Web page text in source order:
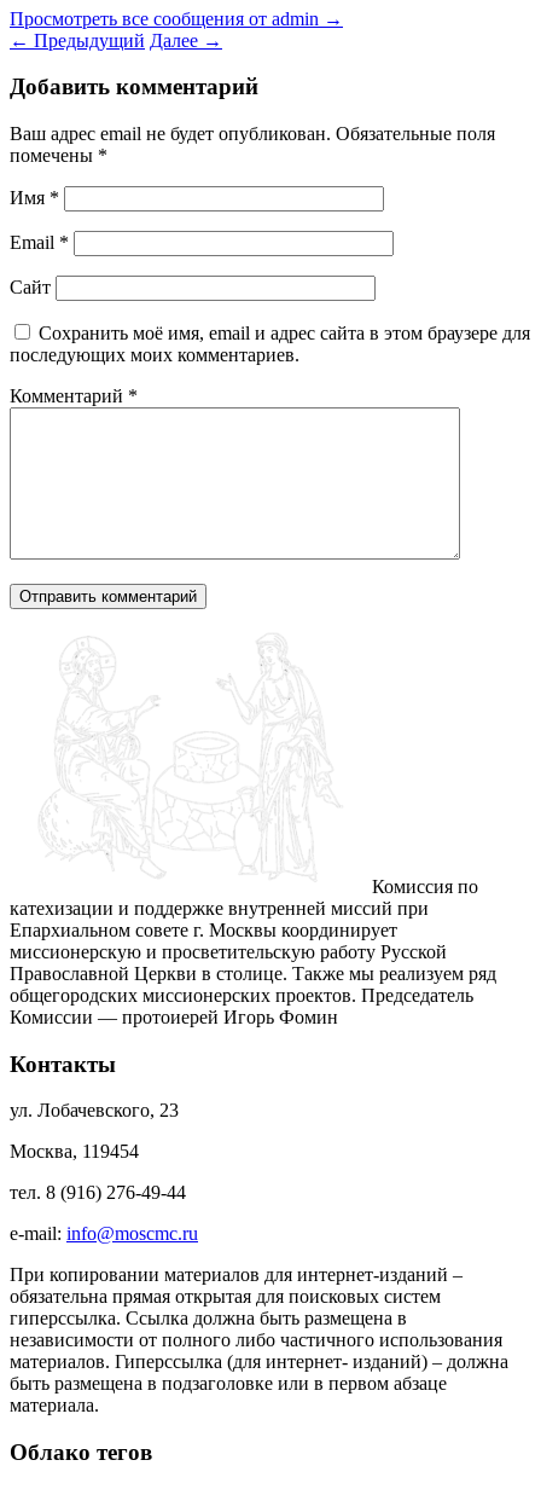
Просмотреть все сообщения от admin →
← Предыдущий Далее →
Добавить комментарий
Ваш адрес email не будет опубликован. Обязательные поля
помечены *
Имя *
Email *
Сайт
Сохранить моё имя, email и адрес сайта в этом браузере для
последующих моих комментариев.
Комментарий *
Комиссия по
катехизации и поддержке внутренней миссий при
Епархиальном совете г. Москвы координирует
миссионерскую и просветительскую работу Русской
Православной Церкви в столице. Также мы реализуем ряд
общегородских миссионерских проектов. Председатель
Комиссии — протоиерей Игорь Фомин
Контакты
ул. Лобачевского, 23
Москва, 119454
тел. 8 (916) 276-49-44
e-mail: info@moscmc.ru
При копировании материалов для интернет-изданий –
обязательна прямая открытая для поисковых систем
гиперссылка. Ссылка должна быть размещена в
независимости от полного либо частичного использования
материалов. Гиперссылка (для интернет- изданий) – должна
быть размещена в подзаголовке или в первом абзаце
материала.
Облако тегов